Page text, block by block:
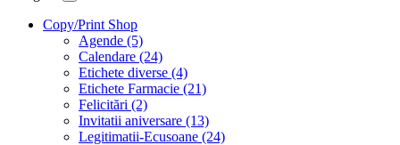
Copy/Print Shop
Agende (5)
Calendare (24)
Etichete diverse (4)
Etichete Farmacie (21)
Felicitări (2)
Invitatii aniversare (13)
Legitimatii-Ecusoane (24)